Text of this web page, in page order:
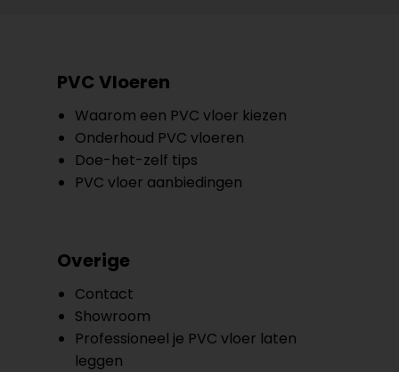
PVC Vloeren
Waarom een PVC vloer kiezen
Onderhoud PVC vloeren
Doe-het-zelf tips
PVC vloer aanbiedingen
Overige
Contact
Showroom
Professioneel je PVC vloer laten
leggen